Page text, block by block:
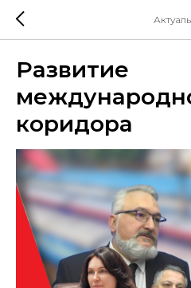
Развитие
коридора